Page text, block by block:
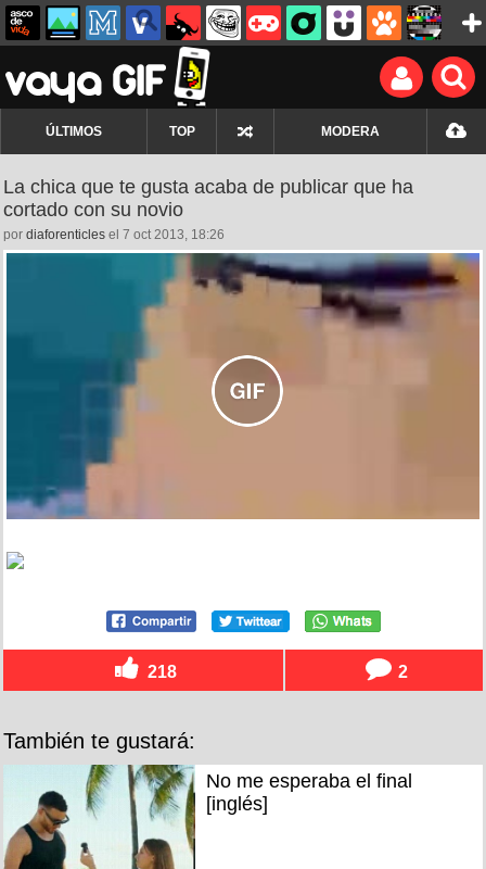
ÚLTIMOS TOP MODERA
La chica que te gusta acaba de publicar que ha
cortado con su novio
por diaforenticles el 7 oct 2013, 18:26
218 2
También te gustará:
No me esperaba el final
[inglés]